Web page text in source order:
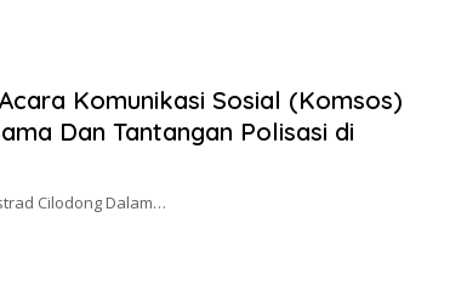
er s
A
p
y
Li
k
Komunikasi Sosial (Komsos)
Dan Tantangan Polisasi di
Cilodong Dalam…